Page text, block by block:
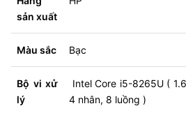
sản xuất
Màu sắc Bạc
Bộ vi xử
lý
Intel Core i5-8265U (
4 nhân, 8 luồng )